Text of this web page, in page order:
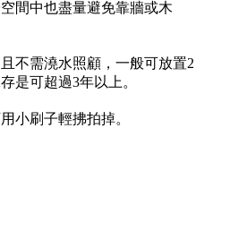
間中也盡量避免靠牆或木
不需澆水照顧，一般可放置2
是可超過3年以上。
小刷子輕拂拍掉。